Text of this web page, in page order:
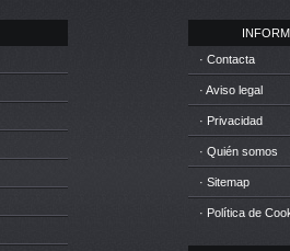
· Contacta
· Aviso legal
· Privacidad
· Quién somos
· Sitemap
· Política de